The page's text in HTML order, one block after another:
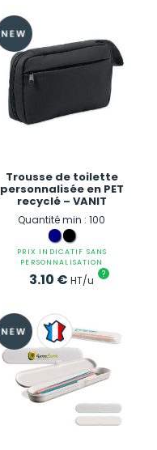
Trousse de toilette
personnalisée en PET
recyclé – VANIT
Quantité min : 100
PRIX INDICATIF SANS
PERSONNALISATION
3.10 € HT/u ?